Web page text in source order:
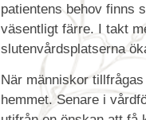
patientens behov finns
väsentligt färre. I takt
slutenvårdsplatserna
När människor
hemmet. Senare i